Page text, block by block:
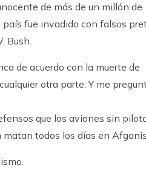
de más de un millón de
fue invadido con falsos
Bush.
de acuerdo con la muerte de
otra parte. Y me
que los aviones sin
matan todos los días en